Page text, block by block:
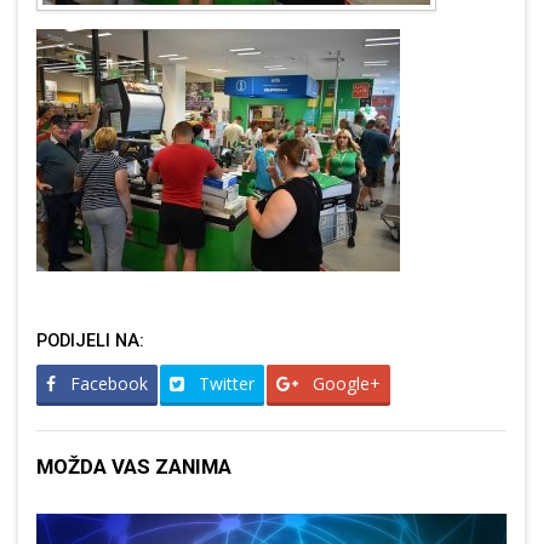
PODIJELI NA:
Facebook Twitter Google+
MOŽDA VAS ZANIMA